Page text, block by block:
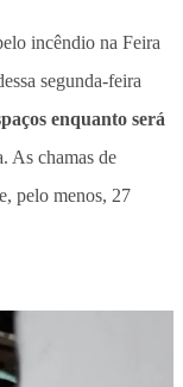
incêndio na Feira
segunda-feira
enquanto será
As chamas de
pelo menos, 27